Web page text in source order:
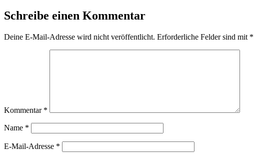
Schreibe einen Kommentar
Deine E-Mail-Adresse wird nicht veröffentlicht. Erforderliche Felder sind mit *
Kommentar *
Name *
E-Mail-Adresse *